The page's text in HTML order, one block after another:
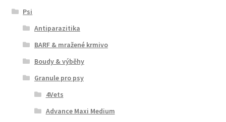
Psi
Antiparazitika
BARF & mražené krmivo
Boudy & výběhy
Granule pro psy
4Vets
Advance Maxi Medium